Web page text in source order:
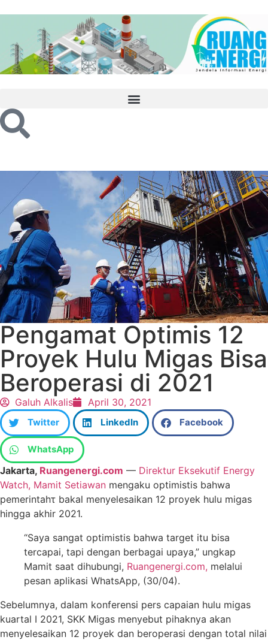
Pengamat Optimis 12
Proyek Hulu Migas Bisa
Beroperasi di 2021
Galuh Alkalis April 30, 2021
Twitter LinkedIn Facebook
WhatsApp
Jakarta, Ruangenergi.com — Direktur Eksekutif Energy
Watch, Mamit Setiawan mengaku optimistis bahwa
pemerintahτ bakal menyelesaikan 12 proyek hulu migas
hingga akhir 2021.
“Saya sangat optimistis bahwa target itu bisa
tercapai, tapi dengan berbagai upaya,” ungkap
Mamit saat dihubungi, Ruangenergi.com, melalui
pesan aplikasi WhatsApp, (30/04).
Sebelumnya, dalam konferensi pers capaian hulu migas
kuartal I 2021, SKK Migas menyebut pihaknya akan
menyelesaikan 12 proyek dan beroperasi dengan total nilai